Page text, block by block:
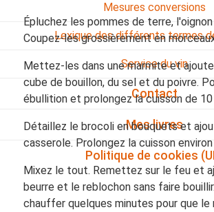
Mesures conversions
Lexique des différents termes
Service du vin
Contact
Mes livres
Politique de cookies
Épluchez les pommes de terre,
Coupez-les grossièrement en
Mettez-les dans une marmite et
cube de bouillon, du sel et du poivre.
ébullition et prolongez la cuisson de
Détaillez le brocoli en bouquets et
casserole. Prolongez la cuisson
Mixez le tout. Remettez sur le feu et
beurre et le reblochon sans faire
chauffer quelques minutes pour que le